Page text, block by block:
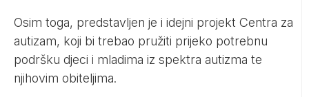
Osim toga, predstavljen je i idejni projekt Centra za
autizam, koji bi trebao pružiti prijeko potrebnu
podršku djeci i mladima iz spektra autizma te
njihovim obiteljima.